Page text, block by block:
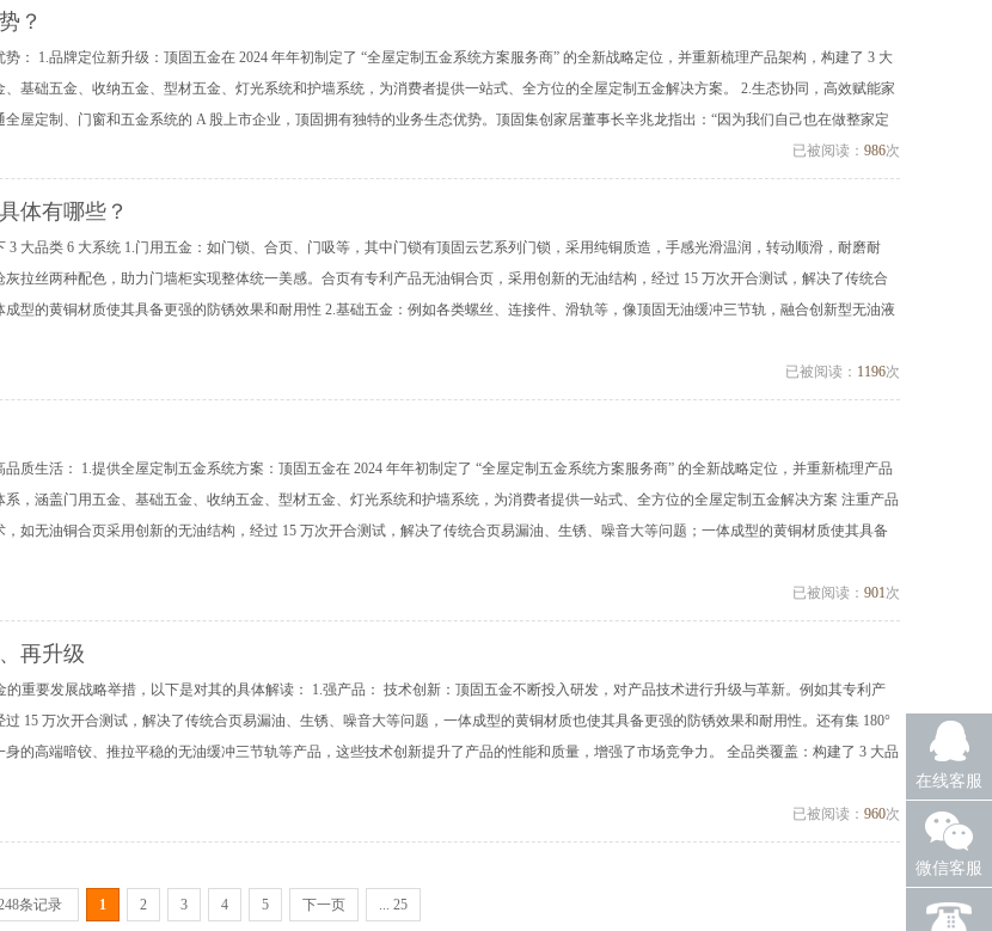
？
： 1.品牌定位新升级：顶固五金在 2024 年年初制定了 “全屋定制五金系统方案服务商” 的全新战略定位，并重新梳理产品架构，构建了 3 大
基础五金、收纳五金、型材五金、灯光系统和护墙系统，为消费者提供一站式、全方位的全屋定制五金解决方案。 2.生态协同，高效赋能家
屋定制、门窗和五金系统的 A 股上市企业，顶固拥有独特的业务生态优势。顶固集创家居董事长辛兆龙指出：“因为我们自己也在做整家定
已被阅读： 986次
体有哪些？
3 大品类 6 大系统 1.门用五金：如门锁、合页、门吸等，其中门锁有顶固云艺系列门锁，采用纯铜质造，手感光滑温润，转动顺滑，耐磨耐
拉丝两种配色，助力门墙柜实现整体统一美感。合页有专利产品无油铜合页，采用创新的无油结构，经过 15 万次开合测试，解决了传统合
型的黄铜材质使其具备更强的防锈效果和耐用性 2.基础五金：例如各类螺丝、连接件、滑轨等，像顶固无油缓冲三节轨，融合创新型无油液
已被阅读： 1196次
质生活： 1.提供全屋定制五金系统方案：顶固五金在 2024 年年初制定了 “全屋定制五金系统方案服务商” 的全新战略定位，并重新梳理产品
系，涵盖门用五金、基础五金、收纳五金、型材五金、灯光系统和护墙系统，为消费者提供一站式、全方位的全屋定制五金解决方案 注重产品
如无油铜合页采用创新的无油结构，经过 15 万次开合测试，解决了传统合页易漏油、生锈、噪音大等问题；一体成型的黄铜材质使其具备
已被阅读： 901次
再升级
的重要发展战略举措，以下是对其的具体解读： 1.强产品： 技术创新：顶固五金不断投入研发，对产品技术进行升级与革新。例如其专利产
15 万次开合测试，解决了传统合页易漏油、生锈、噪音大等问题，一体成型的黄铜材质也使其具备更强的防锈效果和耐用性。还有集 180°
的高端暗铰、推拉平稳的无油缓冲三节轨等产品，这些技术创新提升了产品的性能和质量，增强了市场竞争力。 全品类覆盖：构建了 3 大品
已被阅读： 960次
条记录 1 2 3 4 5 下一页 ... 25
在线客服
微信客服